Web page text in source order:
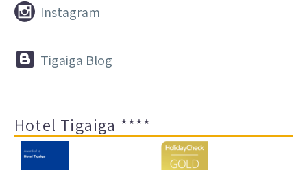

 Instagram

 Tigaiga Blog
Hotel Tigaiga ****